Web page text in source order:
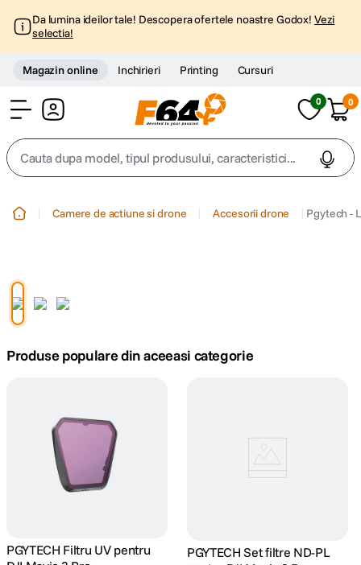
Da lumina ideilor tale! Descopera ofertele noastre Godox! Vezi
selectia!
Magazin online Inchirieri Printing Cursuri
0 0
Cauta dupa model, tipul produsului, caracteristici...
4. peak design
sony fx
9. dji mic mini
Camere de actiune si drone Accesorii drone Pgytech -
Produse populare din aceeasi categorie
PGYTECH Filtru UV pentru
PGYTECH Set filtre ND-PL